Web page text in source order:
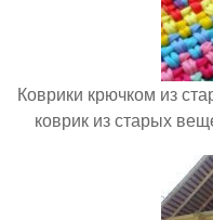
Коврики крючком из
коврик из старых